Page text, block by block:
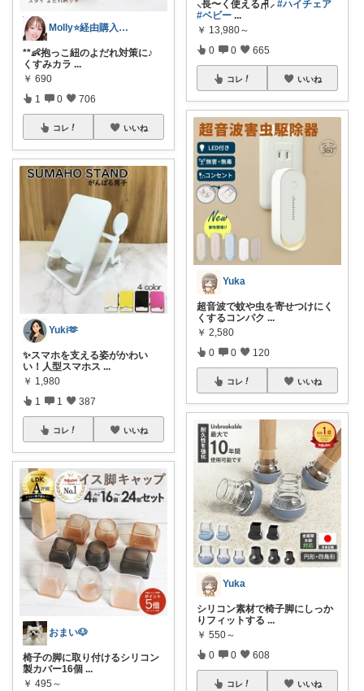
Molly⭐️経由購入感謝です💕
**👶抱っこ紐のよだれ対策に♪
くすみカラ ...
￥ 690
1 0 706
コレ いいね
Yuki🫶
✨スマホを支える姿がかわい
い！人型スマホス ...
￥ 1,980
1 1 387
コレ いいね
おまい🐶
椅子の脚に取り付けるシリコン
製カバー16個 ...
￥ 495～
⸜長〜く使える🪑⸝ #ハイチェア
#ベビー ...
￥ 13,980～
0 0 665
コレ いいね
Yuka
超音波で蚊や虫を寄せつけにく
くするコンパク ...
￥ 2,580
0 0 120
コレ いいね
Yuka
シリコン素材で椅子脚にしっか
りフィットする ...
￥ 550～
0 0 608
コレ いいね